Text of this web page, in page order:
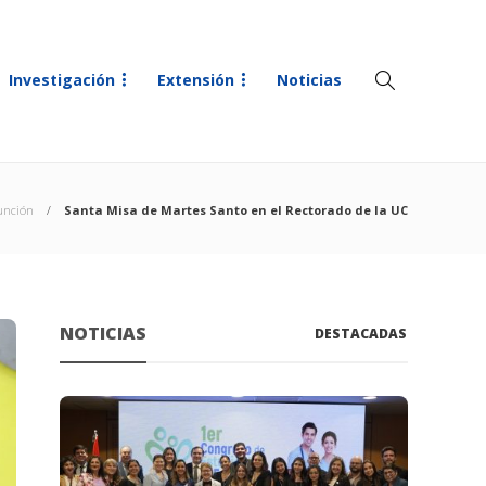
Investigación Extensión Noticias
Santa Misa de Martes Santo en el Rectorado de la UC
NOTICIAS DESTACADAS